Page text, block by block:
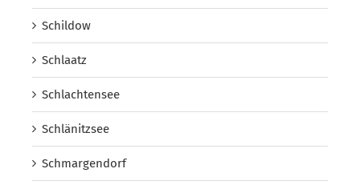
Schildow
Schlaatz
Schlachtensee
Schlänitzsee
Schmargendorf